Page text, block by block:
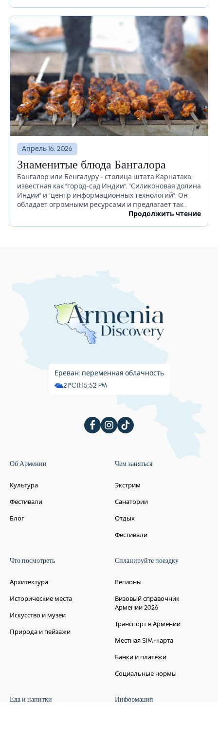
Апрель 16, 2026
Знаменитые блюда Бангалора
Бангалор или Бенгалуру - столица штата Карнатака,
известная как "город-сад Индии", "Силиконовая долина
Индии" и "центр информационных технологий". Он
обладает огромными ресурсами и предлагает так
много для своих жителей. Бангалор славится
Продолжить чтение
Ереван: переменная облачность
21°C11:15:53 PM
Об Армении
Культура
Фестивали
Блог
Чем заняться
Экстрим
Санатории
Отдых
Фестивали
Что посмотреть
Архитектура
Исторические места
Искусство и музеи
Природа и пейзажи
Спланируйте поездку
Регионы
Визовый справочник
Армении 2026
Транспорт в Армении
Местная SIM-карта
Банки и платежи
Социальные нормы
Еда и напитки Информация